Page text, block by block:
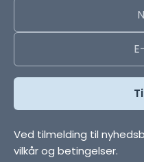
Ved tilmelding til
vilkår og betingelser.